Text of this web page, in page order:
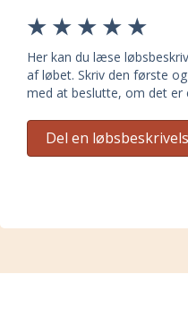
Her kan du læse
af løbet. Skriv den første
med at beslutte, om det er
Del en